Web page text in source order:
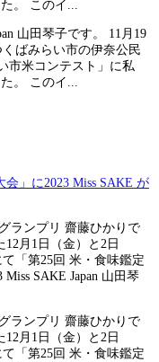
。 このイ...
山田琴子です。 11月19
ばみらい市の伊奈公民
市米コンテスト」に私
。 このイ...
会」に2023 Miss SAKE が
ランプリ 齋藤ひかりで
月1日（金）と2日
「第25回 米・食味鑑定
SAKE Japan 山田琴
ランプリ 齋藤ひかりで
月1日（金）と2日
「第25回 米・食味鑑定